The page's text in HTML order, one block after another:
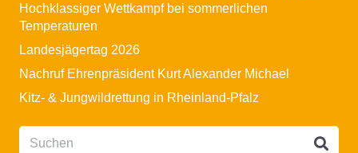
Hochklassiger Wettkampf bei sommerlichen
Temperaturen
Landesjägertag 2026
Nachruf Ehrenpräsident Kurt Alexander Michael
Kitz- & Jungwildrettung in Rheinland-Pfalz